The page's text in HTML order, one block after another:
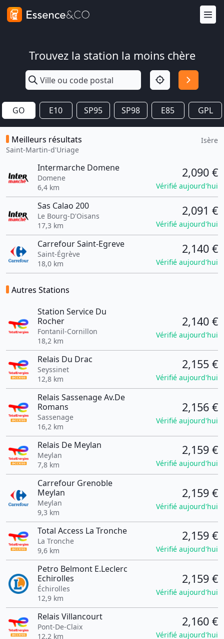
Trouvez la station la moins chère
GO E10 SP95 SP98 E85 GPL
Meilleurs résultats
Saint-Martin-d'Uriage
Isère
Intermarche Domene
Domene
6,4 km
2,090 €
Vérifié aujourd'hui
Sas Calao 200
Le Bourg-D'Oisans
17,3 km
2,091 €
Vérifié aujourd'hui
Carrefour Saint-Egreve
Saint-Égrève
18,0 km
2,140 €
Vérifié aujourd'hui
Autres Stations
Station Service Du
Rocher
Fontanil-Cornillon
18,2 km
2,140 €
Vérifié aujourd'hui
Relais Du Drac
Seyssinet
12,8 km
2,155 €
Vérifié aujourd'hui
Relais Sassenage Av.De
Romans
Sassenage
16,2 km
2,156 €
Vérifié aujourd'hui
Relais De Meylan
Meylan
7,8 km
2,159 €
Vérifié aujourd'hui
Carrefour Grenoble
Meylan
Meylan
9,3 km
2,159 €
Vérifié aujourd'hui
Total Access La Tronche
La Tronche
9,6 km
2,159 €
Vérifié aujourd'hui
Petro Belmont E.Leclerc
Echirolles
Échirolles
12,9 km
2,159 €
Vérifié aujourd'hui
Relais Villancourt
Pont-De-Claix
12,2 km
2,160 €
Vérifié aujourd'hui